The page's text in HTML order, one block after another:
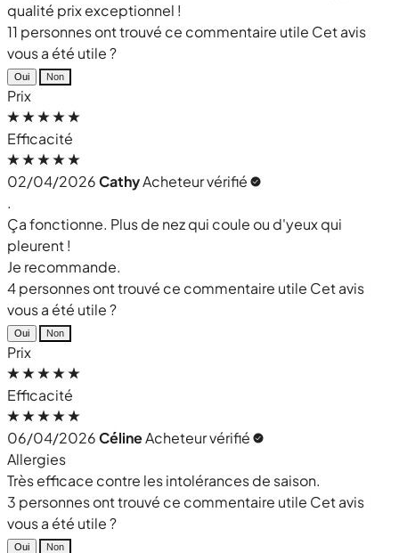
qualité prix exceptionnel !
11 personnes ont trouvé ce commentaire utile Cet avis
vous a été utile ?
Oui Non
Prix
Efficacité
02/04/2026CathyAcheteur vérifié
.
Ça fonctionne. Plus de nez qui coule ou d'yeux qui
pleurent !
Je recommande.
4 personnes ont trouvé ce commentaire utile Cet avis
vous a été utile ?
Oui Non
Prix
Efficacité
06/04/2026CélineAcheteur vérifié
Allergies
Très efficace contre les intolérances de saison.
3 personnes ont trouvé ce commentaire utile Cet avis
vous a été utile ?
Oui Non